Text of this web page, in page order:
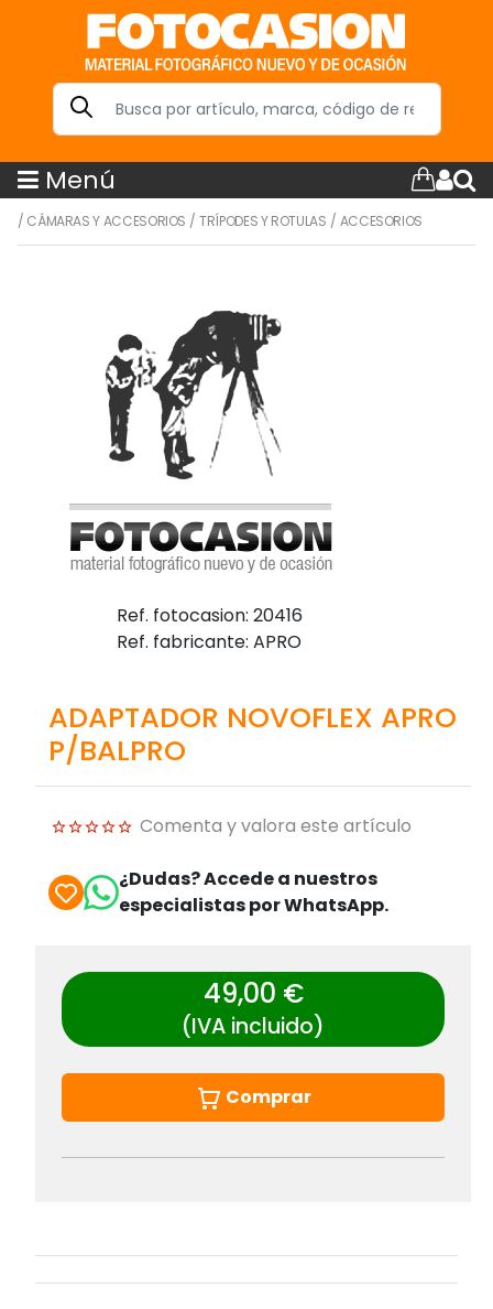
Menú
/ CÁMARAS Y ACCESORIOS /TRÍPODES Y ROTULAS / ACCESORIOS
Ref. fotocasion: 20416
Ref. fabricante: APRO
ADAPTADOR NOVOFLEX APRO
P/BALPRO
Comenta y valora este artículo
¿Dudas? Accede a nuestros
especialistas por WhatsApp.
49,00 €
(IVA incluido)
Comprar